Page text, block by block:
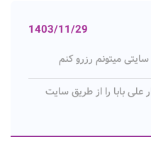
1403/11/29
میتونم رزرو کنم
علی بابا را از طریق سایت